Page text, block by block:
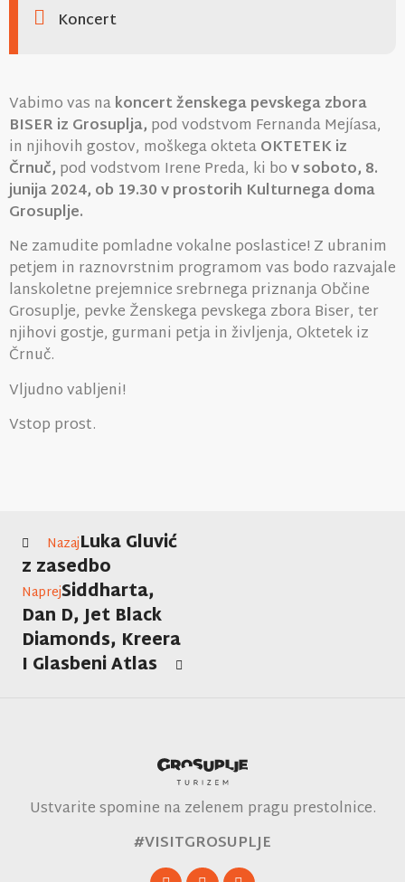
Koncert
Vabimo vas nakoncert ženskega pevskega zbora
BISER iz Grosuplja, pod vodstvom Fernanda Mejíasa,
in njihovih gostov, moškega oktetaOKTETEK iz
Črnuč, pod vodstvom Irene Preda, ki bov soboto, 8.
junija 2024, ob 19.30 v prostorih Kulturnega doma
Grosuplje.
Ne zamudite pomladne vokalne poslastice! Z ubranim
petjem in raznovrstnim programom vas bodo razvajale
lanskoletne prejemnice srebrnega priznanja Občine
Grosuplje, pevke Ženskega pevskega zbora Biser, ter
njihovi gostje, gurmani petja in življenja, Oktetek iz
Črnuč.
Vljudno vabljeni!
Vstop prost.
NazajLuka Gluvić
z zasedbo
NaprejSiddharta,
Dan D, Jet Black
Diamonds, Kreera
I Glasbeni Atlas
Ustvarite spomine na zelenem pragu prestolnice.
#VISITGROSUPLJE